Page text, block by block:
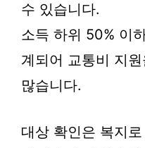
수 있습니다.
소득 하위 50% 이
계되어 교통비 지
많습니다.
대상 확인은 복지